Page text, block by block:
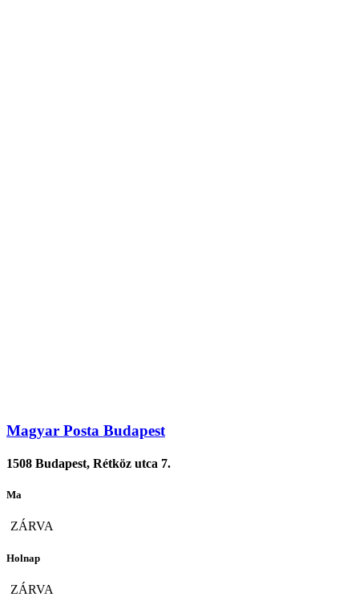
Magyar Posta Budapest
1508 Budapest, Rétköz utca 7.
Ma
ZÁRVA
Holnap
ZÁRVA